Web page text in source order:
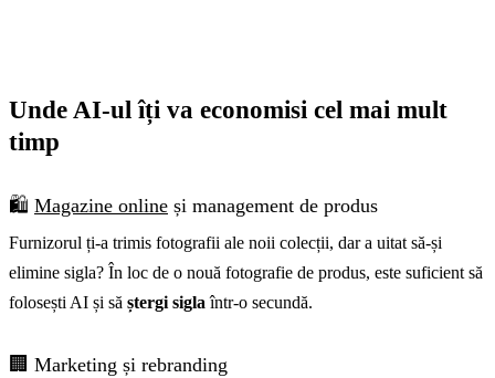
Unde AI-ul îți va economisi cel mai mult
timp
🛍️ Magazine online și management de produs
Furnizorul ți-a trimis fotografii ale noii colecții, dar a uitat să-și
elimine sigla? În loc de o nouă fotografie de produs, este suficient să
folosești AI și să ștergi sigla într-o secundă.
🏢 Marketing și rebranding